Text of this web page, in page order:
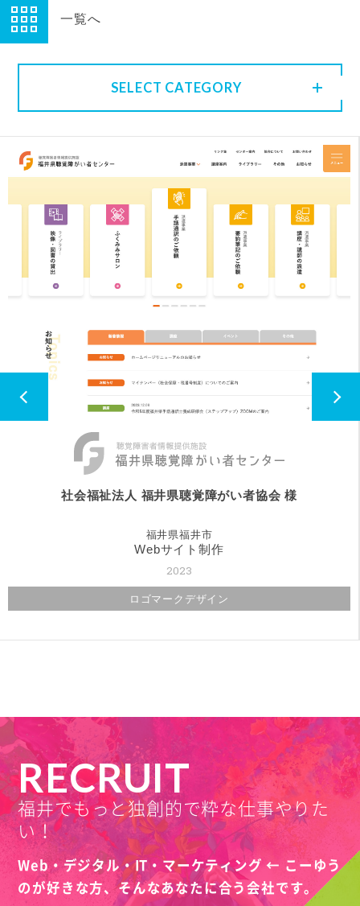
一覧へ
SELECT CATEGORY
社会福祉法人 福井県聴覚障がい者協会 様
福井県福井市
Webサイト制作
2023
ロゴマークデザイン
RECRUIT
福井でもっと独創的で粋な仕事やりた
い！
Web・デジタル・IT・マーケティング ← こーゆう
のが好きな方、そんなあなたに合う会社です。